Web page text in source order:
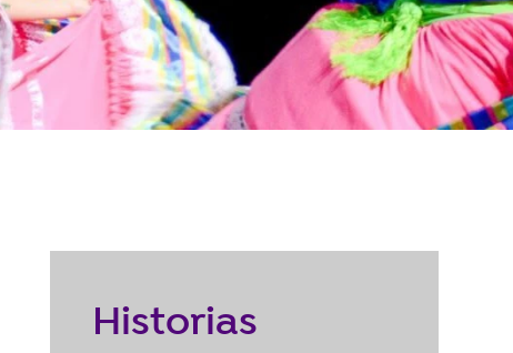
Renovación y
Reubicación
CONTACTO
DONAR
Historias